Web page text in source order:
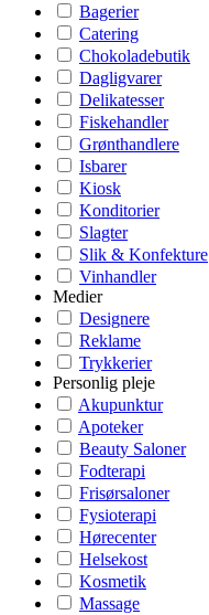
Bagerier
Catering
Chokoladebutik
Dagligvarer
Delikatesser
Fiskehandler
Grønthandlere
Isbarer
Kiosk
Konditorier
Slagter
Slik & Konfekture
Vinhandler
Medier
Designere
Reklame
Trykkerier
Personlig pleje
Akupunktur
Apoteker
Beauty Saloner
Fodterapi
Frisørsaloner
Fysioterapi
Hørecenter
Helsekost
Kosmetik
Massage